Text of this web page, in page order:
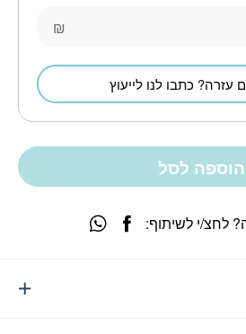
₪
עזרה? כתבו לנו לייעוץ
הוספה לסל
לחצ/י לשיתוף: